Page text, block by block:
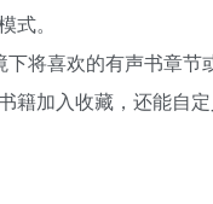
式。
将喜欢的有声书章节
籍加入收藏，还能自